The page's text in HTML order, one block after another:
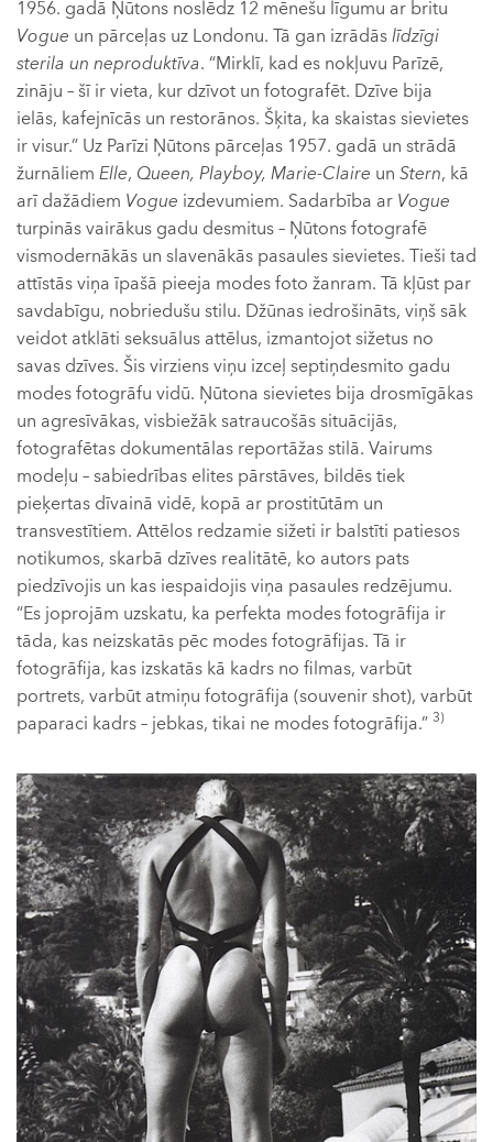
1956. gadā Ņūtons noslēdz 12 mēnešu līgumu ar britu
Vogue un pārceļas uz Londonu. Tā gan izrādāslīdzīgi
sterila un neproduktīva. “Mirklī, kad es nokļuvu Parīzē,
zināju – šī ir vieta, kur dzīvot un fotografēt. Dzīve bija
ielās, kafejnīcās un restorānos. Šķita, ka skaistas sievietes
ir visur.” Uz Parīzi Ņūtons pārceļas 1957. gadā un strādā
žurnāliem Elle, Queen, Playboy, Marie-Claire un Stern, kā
arī dažādiem Vogue izdevumiem. Sadarbība ar Vogue
turpinās vairākus gadu desmitus – Ņūtons fotografē
vismodernākās un slavenākās pasaules sievietes. Tieši tad
attīstās viņa īpašā pieeja modes foto žanram. Tā kļūst par
savdabīgu, nobriedušu stilu. Džūnas iedrošināts, viņš sāk
veidot atklāti seksuālus attēlus, izmantojot sižetus no
savas dzīves. Šis virziens viņu izceļ septiņdesmito gadu
modes fotogrāfu vidū. Ņūtona sievietes bija drosmīgākas
un agresīvākas, visbiežāk satraucošās situācijās,
fotografētas dokumentālas reportāžas stilā. Vairums
modeļu – sabiedrības elites pārstāves, bildēs tiek
pieķertas dīvainā vidē, kopā ar prostitūtām un
transvestītiem. Attēlos redzamie sižeti ir balstīti patiesos
notikumos, skarbā dzīves realitātē, ko autors pats
piedzīvojis un kas iespaidojis viņa pasaules redzējumu.
“Es joprojām uzskatu, ka perfekta modes fotogrāfija ir
tāda, kas neizskatās pēc modes fotogrāfijas. Tā ir
fotogrāfija, kas izskatās kā kadrs no filmas, varbūt
portrets, varbūt atmiņu fotogrāfija (souvenir shot), varbūt
paparaci kadrs – jebkas, tikai ne modes fotogrāfija.” 3)